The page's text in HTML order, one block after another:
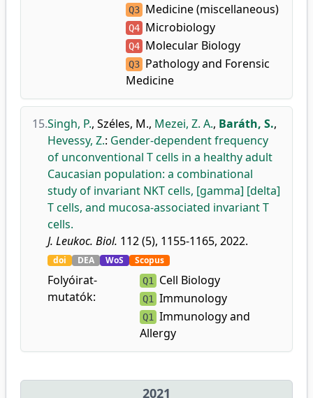
Q3 Medicine (miscellaneous)
Q4 Microbiology
Q4 Molecular Biology
Q3 Pathology and Forensic
Medicine
15.Singh, P., Széles, M., Mezei, Z. A., Baráth, S.,
Hevessy, Z.: Gender-dependent frequency
of unconventional T cells in a healthy adult
Caucasian population: a combinational
study of invariant NKT cells, [gamma] [delta]
T cells, and mucosa-associated invariant T
cells.
J. Leukoc. Biol. 112 (5), 1155-1165, 2022.
doi DEA WoS Scopus
Folyóirat-
mutatók:
Q1 Cell Biology
Q1 Immunology
Q1
Immunology and
Allergy
2021